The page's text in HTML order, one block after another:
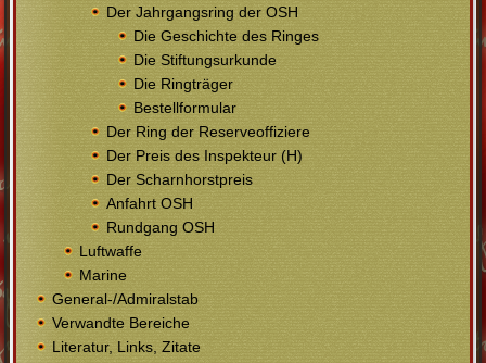
Der Jahrgangsring der OSH
Die Geschichte des Ringes
Die Stiftungsurkunde
Die Ringträger
Bestellformular
Der Ring der Reserveoffiziere
Der Preis des Inspekteur (H)
Der Scharnhorstpreis
Anfahrt OSH
Rundgang OSH
Luftwaffe
Marine
General-/Admiralstab
Verwandte Bereiche
Literatur, Links, Zitate